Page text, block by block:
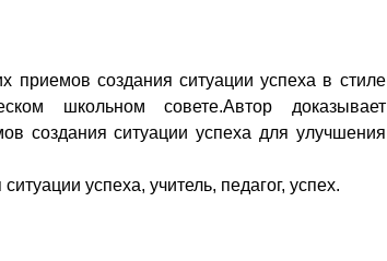
приемов создания ситуации успеха в стиле
школьном совете.Автор доказывает
создания ситуации успеха для улучшения
успеха, учитель, педагог, успех.